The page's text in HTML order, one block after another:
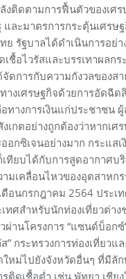
งติดตามการฟื้นตัวของเศร
และมาตรการกระตุ้นเศรษ
ย รัฐบาลได้ดำเนินการอย่า
ชื้อไวรัสและบรรเทาผลก
จัดการกับความกังวลของส
างเศรษฐกิจด้วยการอัดฉีด
ทางการเงินแก่ประชาชน
เกตอย่างถูกต้องว่าหากเศ
อกซิเจนอย่างมาก กระแส
ทียบได้กับการสูดอากาศบ
ามเคลื่อนไหวของอุตสาหก
ดือนกรกฎาคม 2564 ประเ
ทศสำหรับนักท่องเที่ยวต่า
านโครงการ “แซนด์บ็อกซ์
” กระทรวงการท่องเที่ยวแ
หม่ไปยังจังหวัดอื่นๆ ที่มีลั
ติดเชื้อต่ำ เช่น พัทยา เชีย